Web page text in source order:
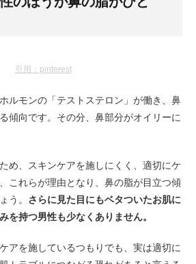
引用：pinterest
ルモンの「テストステロン」が働き、鼻
傾向です。その分、鼻部分がオイリーに
め、スキンケアを施しにくく、適切にケ
これらが理由となり、鼻の脂が目立つ傾
う。 さらに見た目にもベタついたお肌に
を持つ男性も少なくありません。
アを施しているつもりでも、実は適切に